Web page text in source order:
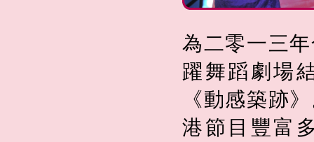
為二零一三
躍舞蹈劇場
《動感築跡
港節目豐富